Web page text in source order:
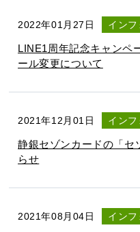
2022年01月27日 イン
LINE1周年記念キャンペ
ール変更について
2021年12月01日 イン
静銀セゾンカードの「セ
らせ
2021年08月04日 イン